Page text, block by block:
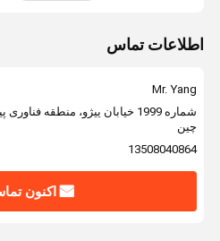
اطلاعات تماس
Mr. Yang
شماره 1999 خیابان ییژو، منطقه
چین
13508040864
اکنون